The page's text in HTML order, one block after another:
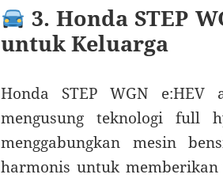
3. Honda STEP
untuk Keluarga
Honda STEP WGN
mengusung teknologi full
menggabungkan mesin
harmonis untuk